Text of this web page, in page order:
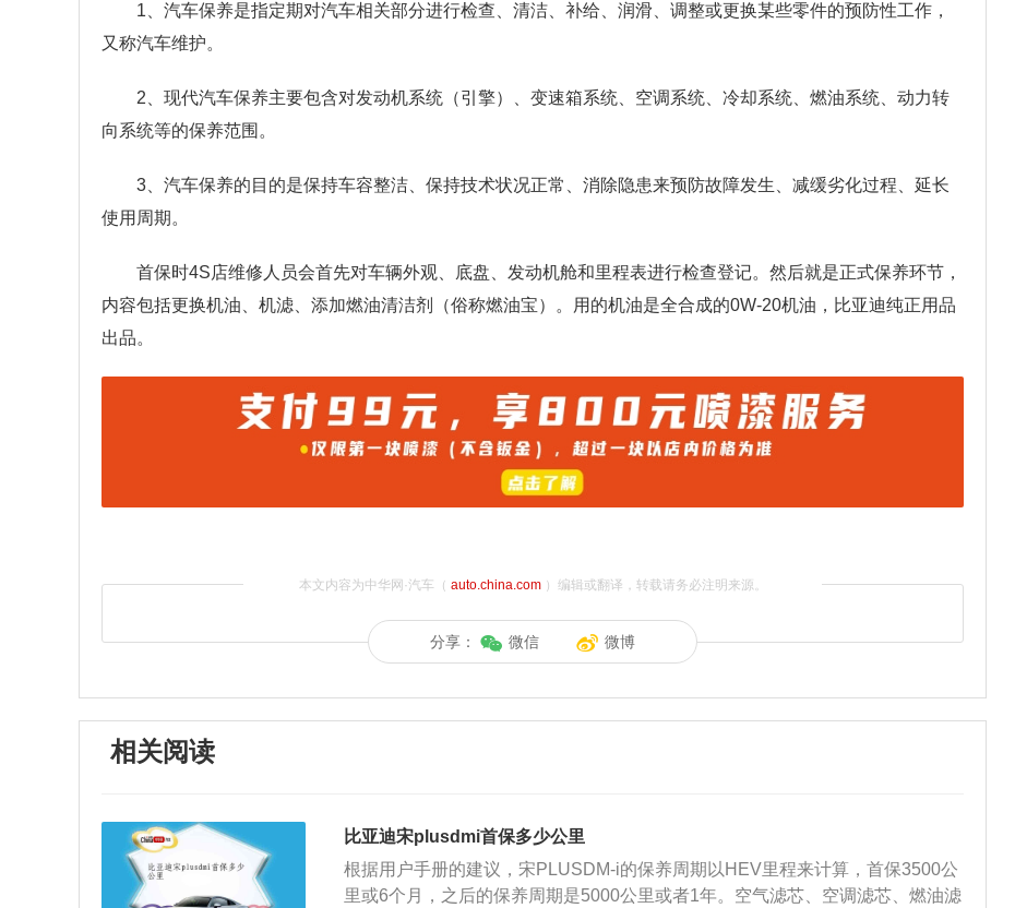
1、汽车保养是指定期对汽车相关部分进行检查、清洁、补给、润滑、调整或更换某些零件的预防性工作，
又称汽车维护。
2、现代汽车保养主要包含对发动机系统（引擎）、变速箱系统、空调系统、冷却系统、燃油系统、动力转
向系统等的保养范围。
3、汽车保养的目的是保持车容整洁、保持技术状况正常、消除隐患来预防故障发生、减缓劣化过程、延长
使用周期。
首保时4S店维修人员会首先对车辆外观、底盘、发动机舱和里程表进行检查登记。然后就是正式保养环节，
内容包括更换机油、机滤、添加燃油清洁剂（俗称燃油宝）。用的机油是全合成的0W-20机油，比亚迪纯正用品
出品。
本文内容为中华网·汽车（ auto.china.com）编辑或翻译，转载请务必注明来源。
分享： 微信 微博
相关阅读
比亚迪宋plusdmi首保多少公里
根据用户手册的建议，宋PLUSDM-i的保养周期以HEV里程来计算，首保3500公
里或6个月，之后的保养周期是5000公里或者1年。空气滤芯、空调滤芯、燃油滤